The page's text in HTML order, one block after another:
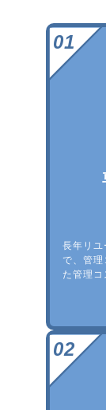
長年リユ
で、管理
た管理コ